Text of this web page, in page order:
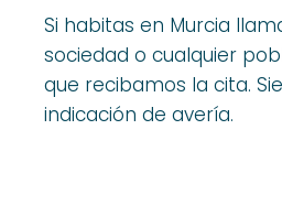
Si habitas en Murcia
sociedad o cualquier
que recibamos la cita.
indicación de avería.